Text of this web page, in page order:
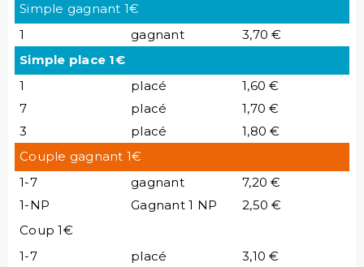
Simple gagnant 1€
1
gagnant
3,70 €
Simple place 1€
1
placé
1,60 €
7
placé
1,70 €
3
placé
1,80 €
Couple gagnant 1€
1-7
gagnant
7,20 €
1-NP
Gagnant 1 NP
2,50 €
Coup 1€
1-7
placé 3,10 €